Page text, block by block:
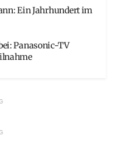
Ein Jahrhundert im
Panasonic-TV